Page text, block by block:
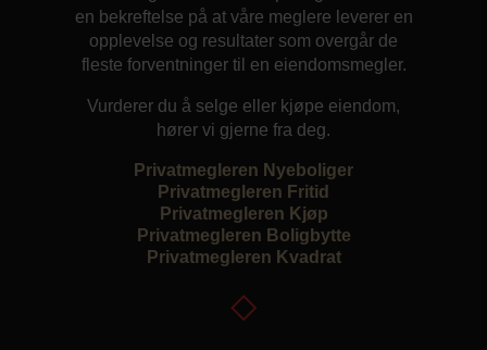
en bekreftelse på at våre meglere leverer en
opplevelse og resultater som overgår de
fleste forventninger til en eiendomsmegler.
Vurderer du å selge eller kjøpe eiendom,
hører vi gjerne fra deg.
Privatmegleren Nyeboliger
Privatmegleren Fritid
Privatmegleren Kjøp
Privatmegleren Boligbytte
Privatmegleren Kvadrat